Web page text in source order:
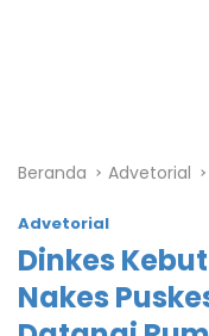
Beranda Advetorial
Advetorial
Dinkes
Nakes